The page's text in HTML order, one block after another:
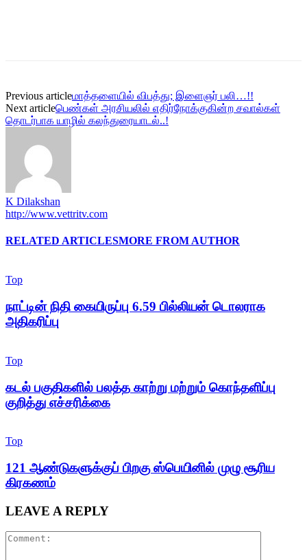
Previous articleமாத்தளையில் விபத்து; இளைஞர் பலி…!!
Next articleபெண்கள் அரசியலில் எதிர்நோக்குகின்ற சவால்கள்
தொடர்பாக யாழில் கலந்துரையாடல்..!
K Dilakshan
http://www.vettritv.com
RELATED ARTICLESMORE FROM AUTHOR
Top
நாட்டின் நிதி கையிருப்பு 6.59 பில்லியன் டொலராக
அதிகரிப்பு
Top
கடல் பகுதிகளில் பலத்த காற்று மற்றும் கொந்தளிப்பு
குறித்து எச்சரிக்கை
Top
121 ஆண்டுகளுக்குப் பிறகு ஸ்பெயினில் முழு சூரிய
கிரகணம்
LEAVE A REPLY